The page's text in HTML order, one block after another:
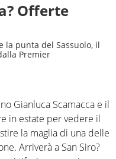
Offerte
la punta del Sassuolo, il
Premier
Gianluca Scamacca e il
in estate per vedere il
la maglia di una delle
Arriverà a San Siro?